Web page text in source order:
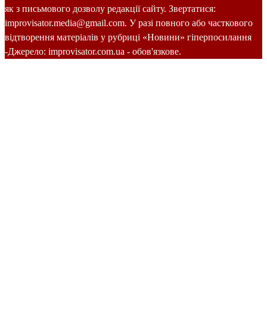
як з письмового дозволу редакції сайту. Звертатися:
improvisator.media@gmail.com. У разі повного або часткового
відтворення матеріалів у рубриці «Новини» гіперпосилання
-Джерело: improvisator.com.ua - обов'язкове.